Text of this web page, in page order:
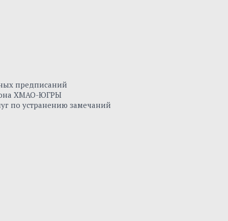
предписаний
ХМАО-ЮГРЫ
по устранению замечаний